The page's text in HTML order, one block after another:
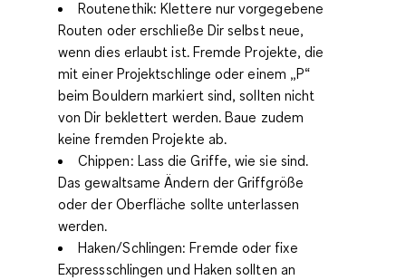
Routenethik: Klettere nur vorgegebene
Routen oder erschließe Dir selbst neue,
wenn dies erlaubt ist. Fremde Projekte, die
mit einer Projektschlinge oder einem „P“
beim Bouldern markiert sind, sollten nicht
von Dir beklettert werden. Baue zudem
keine fremden Projekte ab.
Chippen: Lass die Griffe, wie sie sind.
Das gewaltsame Ändern der Griffgröße
oder der Oberfläche sollte unterlassen
werden.
Haken/Schlingen: Fremde oder fixe
Expressschlingen und Haken sollten an